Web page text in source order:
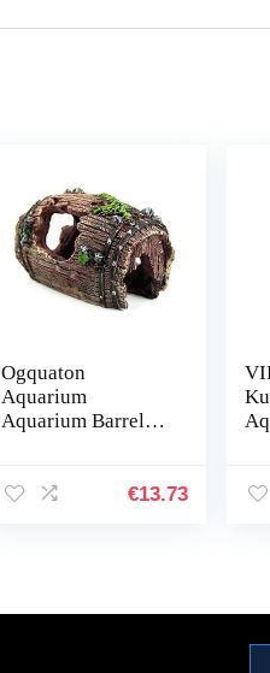
Ogquaton
Aquarium
Aquarium Barrel
landschapsbouw
€13.73